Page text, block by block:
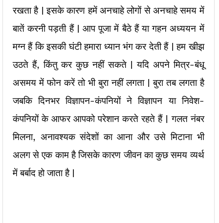
रखता है | इसके कारण हमें अनचाहे लोगों से अनचाहे समय में
बातें करनी पड़ती हैं | आप पूजा में बैठे हैं या गहन अध्ययन में
मग्न हैं कि इसकी घंटी हमारा ध्यान भंग कर देती हैं | हम खीझ
उठते हैं, किंतु कर कुछ नहीं सकते | यदि अपने मित्र-बंधू
असमय में फोन करें तो भी बुरा नहीं लगता | बुरा तब लगता है
जबकि दिनभर विज्ञापन-कंपनियों ने विज्ञापन या निवेश-
कंपनियों के आफर आपको परेशान करते रहते हैं | गलत नंबर
मिलना, अनावश्यक संदेशों का आना और उसे मिटाना भी
अलग से एक काम है जिसके कारण जीवन का कुछ समय व्यर्थ
में बर्बाद हो जाता है |